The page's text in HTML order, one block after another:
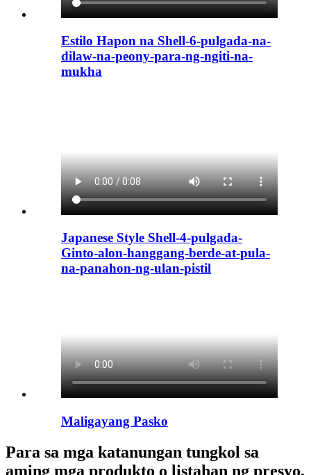
Estilo Hapon na Shell-6-pulgada-na-
dilaw-na-peony-para-ng-ngiti-na-
mukha
Japanese Style Shell-4-pulgada-
Ginto-alon-hanggang-berde-at-pula-
na-panahon-ng-ulan-pistil
Maligayang Pasko
Para sa mga katanungan tungkol sa
aming mga produkto o listahan ng presyo,